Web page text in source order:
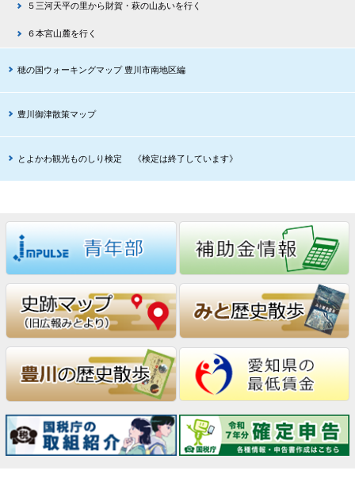
５三河天平の里から財賀・萩の山あいを行く
６本宮山麓を行く
穂の国ウォーキングマップ 豊川市南地区編
豊川御津散策マップ
とよかわ観光ものしり検定 《検定は終了しています》